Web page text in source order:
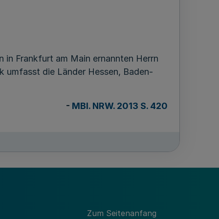
in Frankfurt am Main ernannten Herrn
umfasst die Länder Hessen, Baden-
- MBl. NRW. 2013 S. 420
Zum Seitenanfang